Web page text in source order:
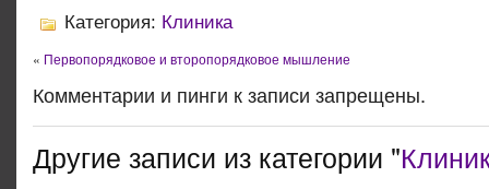
Категория: Клиника
« Первопорядковое и второпорядковое мышление
Комментарии и пинги к записи запрещены.
Другие записи из категории "